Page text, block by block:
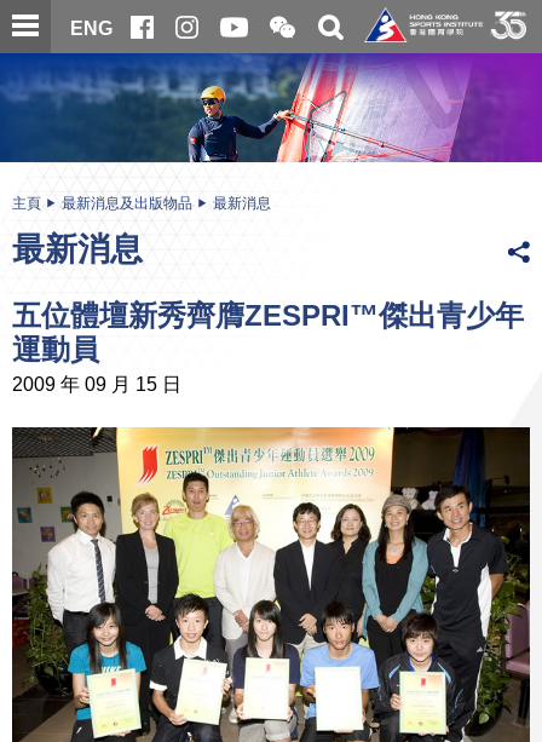
跳
至
內
ENG
開
合
微
信
二
維
碼
關
搜
尋
内
主頁 最新消息及出版物品 最新消息
最新消息
五位體壇新秀齊膺ZESPRI™傑出青少年
運動員
2009 年 09 月 15 日